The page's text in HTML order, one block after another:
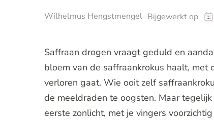
Wilhelmus Hengstmengel Bijgewerkt op
Saffraan drogen vraagt geduld en
bloem van de saffraankrokus haalt,
verloren gaat. Wie ooit zelf
de meeldraden te oogsten. Maar
eerste zonlicht, met je vingers